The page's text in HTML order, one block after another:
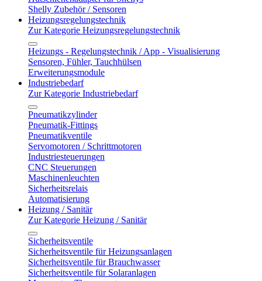
Shelly Zubehör / Sensoren
Heizungsregelungstechnik
Zur Kategorie Heizungsregelungstechnik
Heizungs - Regelungstechnik / App - Visualisierung
Sensoren, Fühler, Tauchhülsen
Erweiterungsmodule
Industriebedarf
Zur Kategorie Industriebedarf
Pneumatikzylinder
Pneumatik-Fittings
Pneumatikventile
Servomotoren / Schrittmotoren
Industriesteuerungen
CNC Steuerungen
Maschinenleuchten
Sicherheitsrelais
Automatisierung
Heizung / Sanitär
Zur Kategorie Heizung / Sanitär
Sicherheitsventile
Sicherheitsventile für Heizungsanlagen
Sicherheitsventile für Brauchwasser
Sicherheitsventile für Solaranlagen